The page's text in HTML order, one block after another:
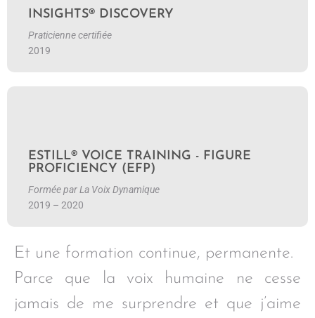
INSIGHTS® DISCOVERY
Praticienne certifiée
2019
ESTILL® VOICE TRAINING - FIGURE
PROFICIENCY (EFP)
Formée par La Voix Dynamique
2019 – 2020
Et une formation continue, permanente.
Parce que la voix humaine ne cesse
jamais de me surprendre et que j’aime